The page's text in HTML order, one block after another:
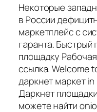
Некоторые
в России
маркетплейс с
гаранта. Быстрый
площадку
ссылка. Welcome
даркнет маркет
Даркнет
можете найти